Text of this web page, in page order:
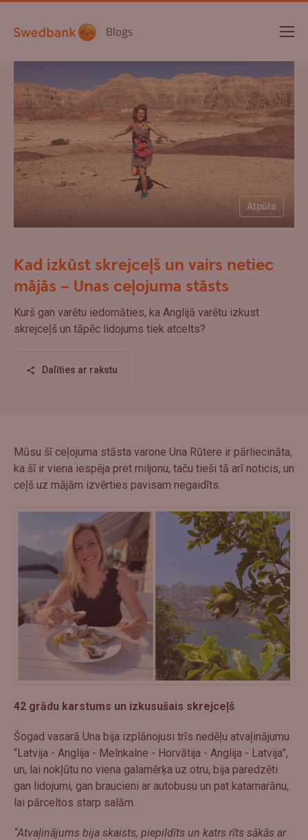
Blogs
Atpūta
Kad izkūst skrejceļš un vairs netiec
mājās – Unas ceļojuma stāsts
Kurš gan varētu iedomāties, ka Anglijā varētu izkust
skrejceļš un tāpēc lidojums tiek atcelts?
Dalīties ar rakstu
Mūsu šī ceļojuma stāsta varone Una Rūtere ir pārliecināta,
ka šī ir viena iespēja pret miljonu, taču tieši tā arī noticis, un
ceļš uz mājām izvērties pavisam negaidīts.
42 grādu karstums un izkusušais skrejceļš
Šogad vasarā Una bija izplānojusi trīs nedēļu atvaļinājumu
“Latvija - Anglija - Melnkalne - Horvātija - Anglija - Latvija”,
un, lai nokļūtu no viena galamērķa uz otru, bija paredzēti
gan lidojumi, gan braucieni ar autobusu un pat katamarānu,
lai pārceltos starp salām.
“Atvaļinājums bija skaists, piepildīts un katrs rīts sākās ar